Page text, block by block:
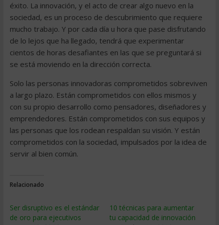
éxito. La innovación, y el acto de crear algo nuevo en la
sociedad, es un proceso de descubrimiento que requiere
mucho trabajo. Y por cada día u hora que pase disfrutando
de lo lejos que ha llegado, tendrá que experimentar
cientos de horas desafiantes en las que se preguntará si
se está moviendo en la dirección correcta.
Solo las personas innovadoras comprometidos sobreviven
a largo plazo. Están comprometidos con ellos mismos y
con su propio desarrollo como pensadores, diseñadores y
emprendedores. Están comprometidos con sus equipos y
las personas que los rodean respaldan su visión. Y están
comprometidos con la sociedad, impulsados ​​por la idea de
servir al bien común.
Relacionado
Ser disruptivo es el estándar
de oro para ejecutivos
10 técnicas para aumentar
tu capacidad de innovación